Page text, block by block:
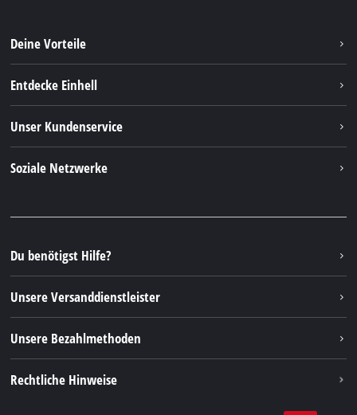
Deine Vorteile
Entdecke Einhell
Nachhaltigkeit
Unser Kundenservice
FAQs
Rücksendungen / Widerruf
Verpackungsrichtlinien
Hinweise zur Batterieentsorgung
Vertrag widerrufen
Soziale Netzwerke
Instagram
TikTok
Pinterest
Linkedin
Du benötigst Hilfe?
Unsere Versanddienstleister
Unsere Bezahlmethoden
Rechtliche Hinweise